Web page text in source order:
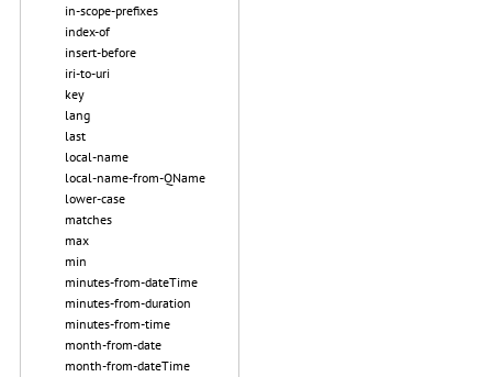
in-scope-prefixes
index-of
insert-before
iri-to-uri
key
lang
last
local-name
local-name-from-QName
lower-case
matches
max
min
minutes-from-dateTime
minutes-from-duration
minutes-from-time
month-from-date
month-from-dateTime